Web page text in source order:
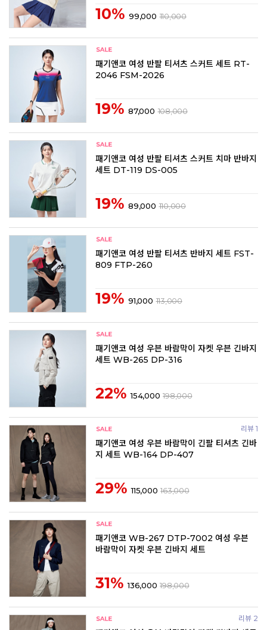
10% 99,000 110,000
패기앤코 여성 반팔 티셔츠 스커트 세트 RT-
2046 FSM-2026
19% 87,000 108,000
패기앤코 여성 반팔 티셔츠 스커트 치마 반바지
세트 DT-119 DS-005
19% 89,000 110,000
패기앤코 여성 반팔 티셔츠 반바지 세트 FST-
809 FTP-260
19% 91,000 113,000
패기앤코 여성 우븐 바람막이 자켓 우븐 긴바지
세트 WB-265 DP-316
22% 154,000 198,000
리뷰 1
패기앤코 여성 우븐 바람막이 긴팔 티셔츠 긴바
지 세트 WB-164 DP-407
29% 115,000 163,000
패기앤코 WB-267 DTP-7002 여성 우븐
바람막이 자켓 우븐 긴바지 세트
31% 136,000 198,000
리뷰 2